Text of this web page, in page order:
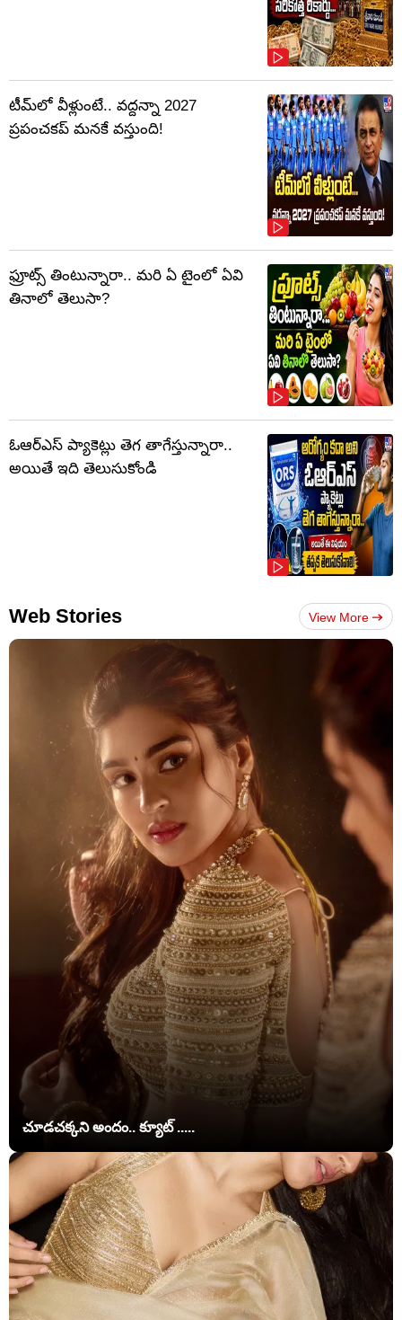
టీమ్‌లో వీళ్లుంటే.. వద్దన్నా 2027
ప్రపంచకప్‌ మనకే వస్తుంది!
ఫ్రూట్స్‌ తింటున్నారా.. మరి ఏ టైంలో ఏవి
తినాలో తెలుసా?
ఓఆర్‌ఎస్‌ ప్యాకెట్లు తెగ తాగేస్తున్నారా..
అయితే ఇది తెలుసుకోండి
Web Stories View More
చూడచక్కని అందం.. క్యూట్ .....